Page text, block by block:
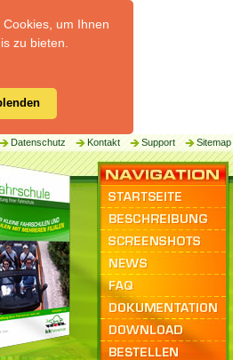
um Ihnen
zu bieten.
Datenschutz Kontakt Support Sitemap